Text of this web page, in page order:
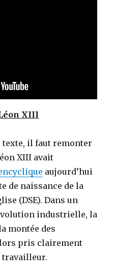
XIII
il faut remonter
XIII avait
aujourd’hui
de naissance de la
(DSE). Dans un
industrielle, la
montée des
pris clairement